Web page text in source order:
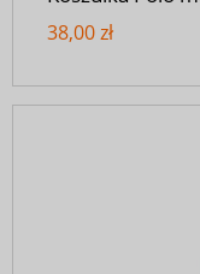
38,00 zł